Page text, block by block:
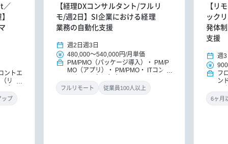
／
ントエ
リー
ップ
【経理DXコンサルタント/フルリ
モ/週2日】SI企業における経理
業務の自動化支援
週2日 週3日
480,000～540,000円/月単価
PM/PMO（パッケージ導入）
PM/P
MO（アプリ）
PM/PMO
ITコンサ
ント
パッケージ導入コンサルタント
フルリモート 従業員100人以上
【リ
ック
発体
支援
週3
フ
ン
ニ